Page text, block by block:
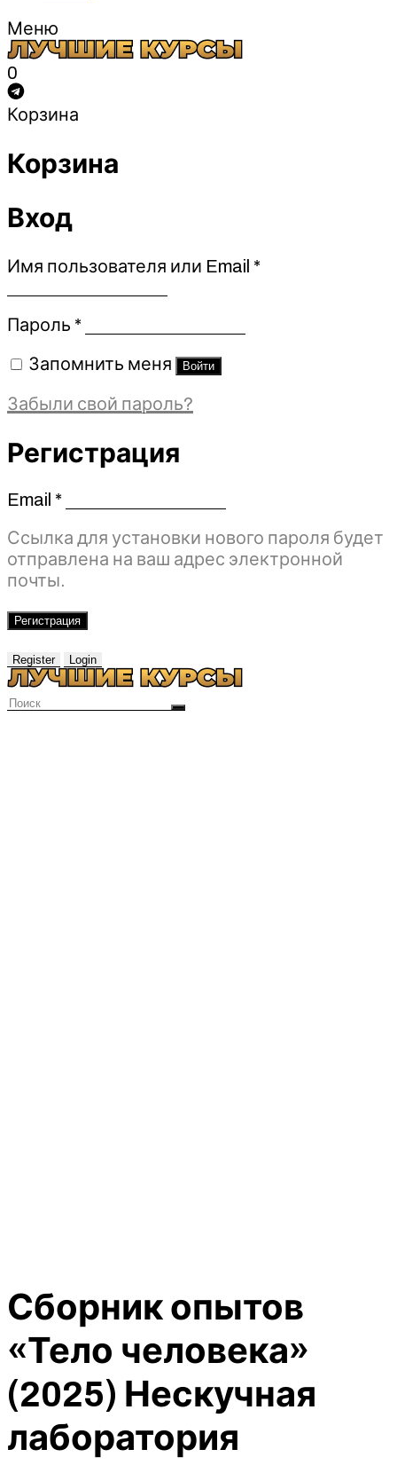
Меню
0
Корзина
Корзина
Вход
Имя пользователя или Email *Обязательно
Пароль *Обязательно
Запомнить меня Войти
Забыли свой пароль?
Регистрация
Email *Обязательно
Ссылка для установки нового пароля будет
отправлена ​​на ваш адрес электронной
почты.
Регистрация
Register Login
Сборник опытов
«Тело человека»
(2025) Нескучная
лаборатория